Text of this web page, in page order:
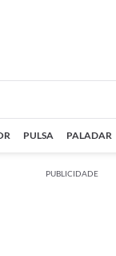
PULSA PALADAR
PUBLICIDADE